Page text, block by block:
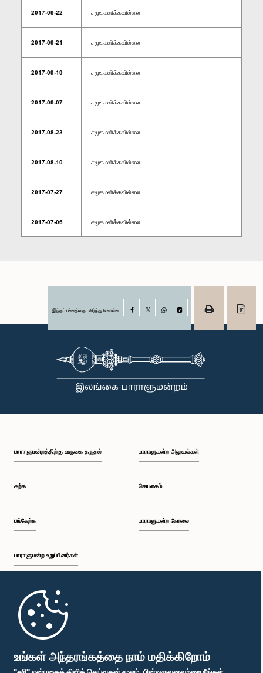
உங்கள் அந்தரங்கத்தை நாம் மதிக்கிறோம்
2017-09-22 சமூகமளிக்கவில்லை
2017-09-21 சமூகமளிக்கவில்லை
2017-09-19 சமூகமளிக்கவில்லை
2017-09-07 சமூகமளிக்கவில்லை
2017-08-23 சமூகமளிக்கவில்லை
2017-08-10 சமூகமளிக்கவில்லை
2017-07-27 சமூகமளிக்கவில்லை
2017-07-06 சமூகமளிக்கவில்லை
இந்தப் பக்கத்தை பகிர்ந்து கொள்க Facebook
பாராளுமன்றத்திற்கு வருகை தருதல்
கற்க
பங்கேற்க
பாராளுமன்ற உறுப்பினர்கள்
முதற்பக்கம்
பாராளுமன்ற அலுவல்கள்
செயலகம்
பாராளுமன்ற நேரலை
பாராளுமன்ற கையடக்க செயலி